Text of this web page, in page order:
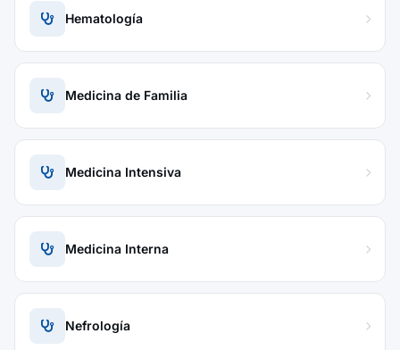
Hematología
Medicina de Familia
Medicina Intensiva
Medicina Interna
Nefrología